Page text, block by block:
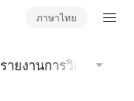
ภาษาไทย
รายงานการวิเคราะห์